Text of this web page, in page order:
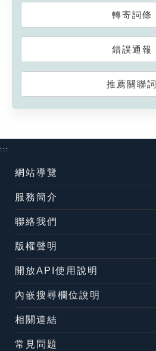
轉寄詞條
錯誤通報
推薦關聯詞
:::
網站導覽
服務簡介
聯絡我們
版權聲明
開放API使用說明
內嵌搜尋欄位說明
相關連結
常見問題